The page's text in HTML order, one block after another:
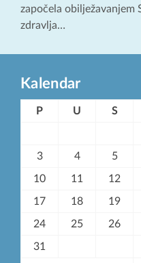
započela obilježavanjem
zdravlja…
Kalendar
P U S
3 4 5
10 11 12
17 18 19
24 25 26
31